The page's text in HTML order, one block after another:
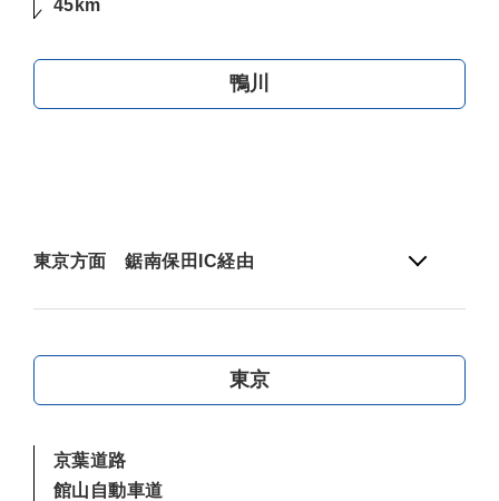
45km
鴨川
東京方面 鋸南保田IC経由
東京
京葉道路
館山自動車道